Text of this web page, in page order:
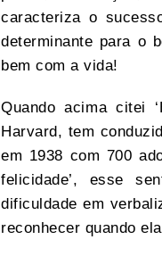
caracteriza o
determinante para o
bem com a vida!
Quando acima citei
Harvard, tem
em 1938 com 700
felicidade’, esse
dificuldade em
reconhecer quando